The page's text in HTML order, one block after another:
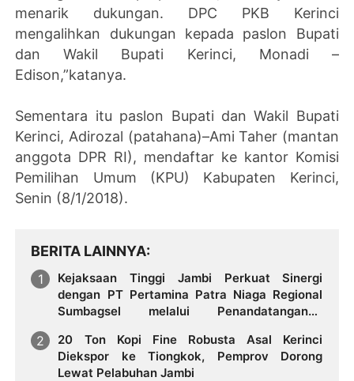
menarik dukungan. DPC PKB Kerinci
mengalihkan dukungan kepada paslon Bupati
dan Wakil Bupati Kerinci, Monadi –
Edison,”katanya.
Sementara itu paslon Bupati dan Wakil Bupati
Kerinci, Adirozal (patahana)–Ami Taher (mantan
anggota DPR RI), mendaftar ke kantor Komisi
Pemilihan Umum (KPU) Kabupaten Kerinci,
Senin (8/1/2018).
BERITA LAINNYA
Kejaksaan Tinggi Jambi Perkuat Sinergi
dengan PT Pertamina Patra Niaga Regional
Sumbagsel melalui Penandatanganan
20 Ton Kopi Fine Robusta Asal Kerinci
Diekspor ke Tiongkok, Pemprov Dorong
Lewat Pelabuhan Jambi